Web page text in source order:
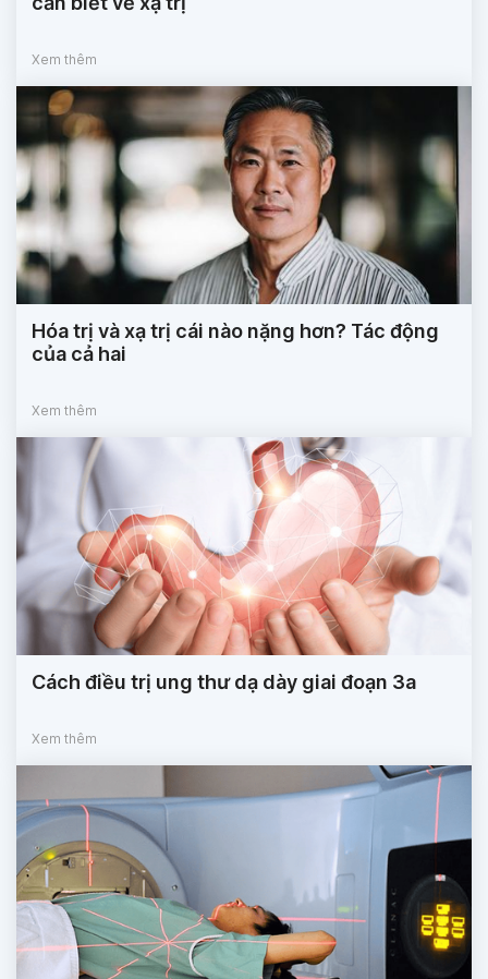
Xem thêm
Hóa trị và xạ trị cái nào nặng hơn? Tác động
của cả hai
Xem thêm
Cách điều trị ung thư dạ dày giai đoạn 3a
Xem thêm